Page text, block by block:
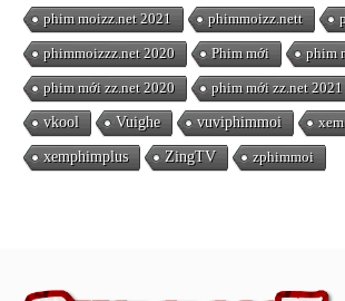
phim moizz.net 2021 phimmoizz.nett
phimmoizzz.net 2020 Phim mới phim
phim mới zz.net 2020 phim mới zz.net 2021
vkool Vuighe vuviphimmoi
xemphimplus ZingTV zphimmoi